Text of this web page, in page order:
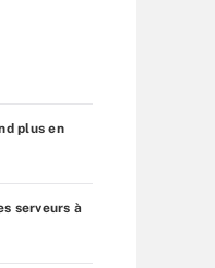
plus en
serveurs à